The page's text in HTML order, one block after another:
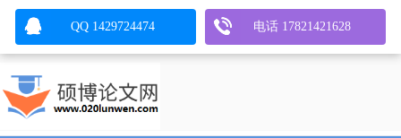
QQ 1429724474 电话 17821421628